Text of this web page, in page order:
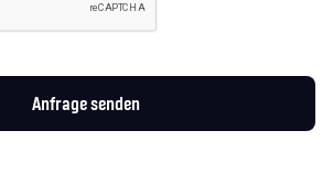
Anfrage senden